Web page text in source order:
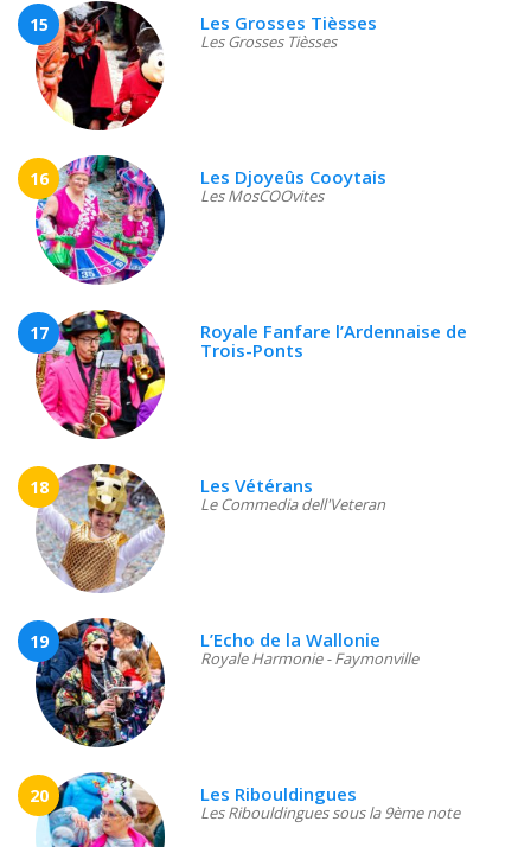
15 Les Grosses Tièsses
Les Grosses Tièsses
16 Les Djoyeûs Cooytais
Les MosCOOvites
17
Royale Fanfare l’Ardennaise de
Trois-Ponts
18 Les Vétérans
Le Commedia dell'Veteran
19 L’Echo de la Wallonie
Royale Harmonie - Faymonville
20 Les Ribouldingues
Les Ribouldingues sous la 9ème note